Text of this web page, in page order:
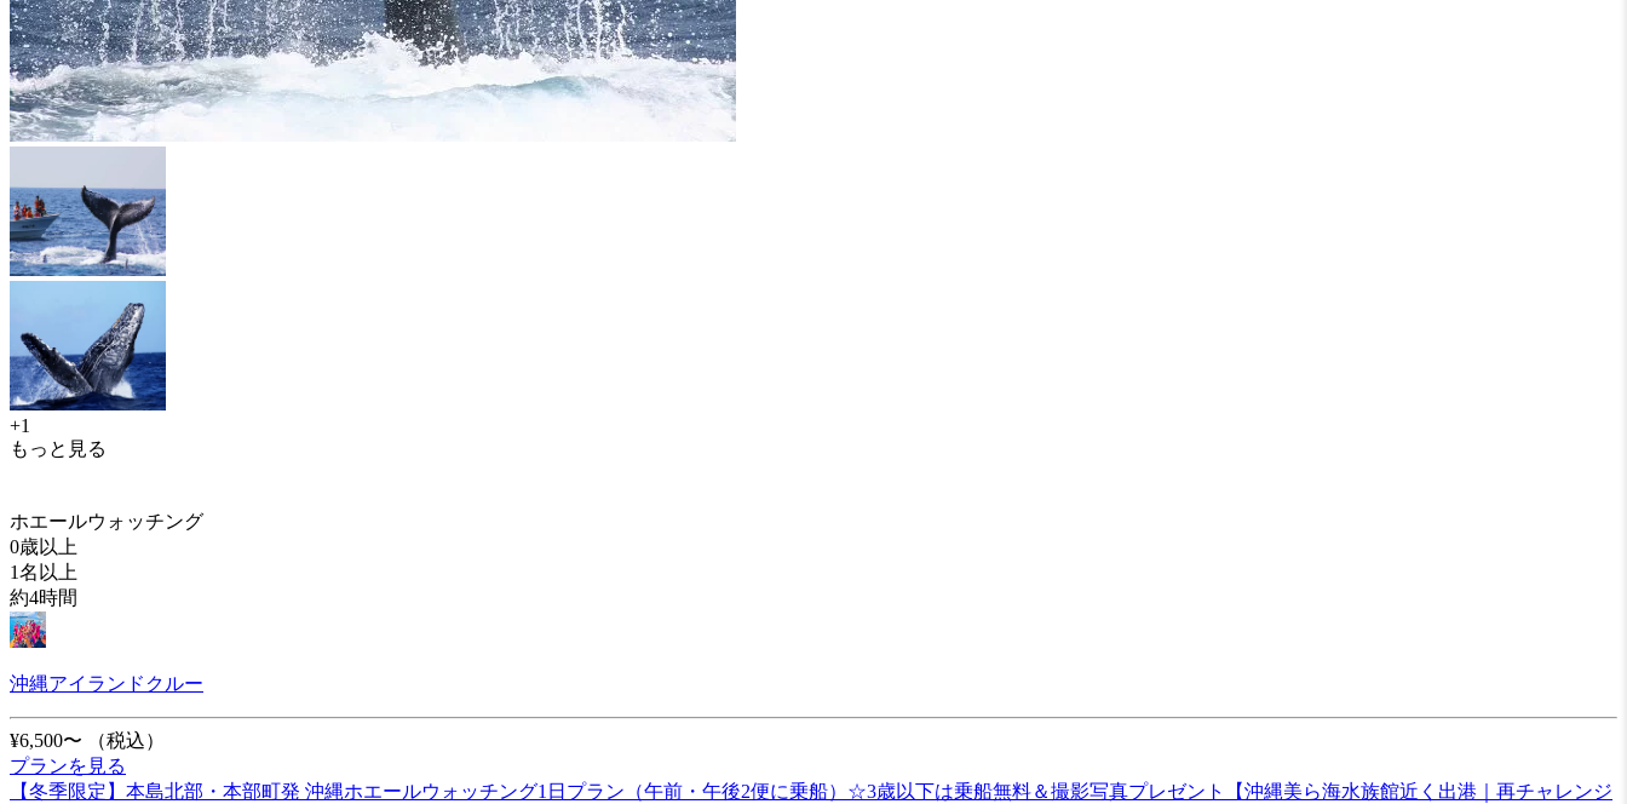
+1
もっと見る
ホエールウォッチング
0歳以上
1名以上
約4時間
沖縄アイランドクルー
¥6,500〜
（税込）
プランを見る
【冬季限定】本島北部・本部町発 沖縄ホエールウォッチング1日プラン（午前・午後2便に乗船）☆3歳以下は乗船無料＆撮影写真プレゼント【沖縄美ら海水族館近く出港｜再チャレンジ